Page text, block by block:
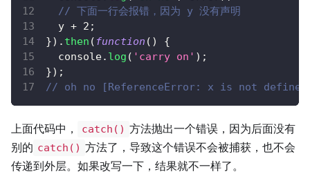
// 下面一行会报错，因为 y 没有声明
  y
+ 2 ;
}) . then ( function ( )
{
console. log ( 'carry on' ) ;
}) ;
// oh no [ReferenceError: x is not
上面代码中， catch() 方法抛出一个错误，因为后面没有
别的 catch() 方法了，导致这个错误不会被捕获，也不会
传递到外层。如果改写一下，结果就不一样了。